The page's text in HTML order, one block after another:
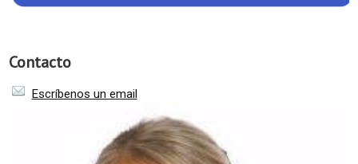
Contacto
Escríbenos un email